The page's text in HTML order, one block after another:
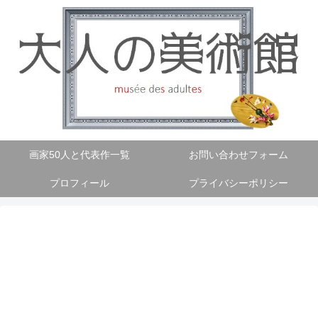
画家50人と代表作一覧 お問い合わせフォーム
プロフィール プライバシーポリシー